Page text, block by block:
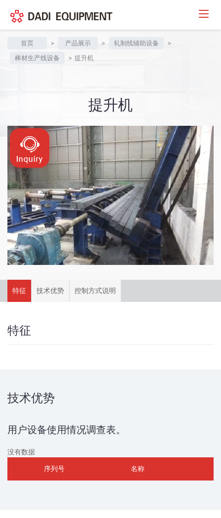
首页 > 产品展示 > 轧制线辅助设备
>
棒材生产线设备
> 提升机
提升机
特征 技术优势 控制方式说明
特征
技术优势
用户设备使用情况调查表。
没有数据
序列号 名称